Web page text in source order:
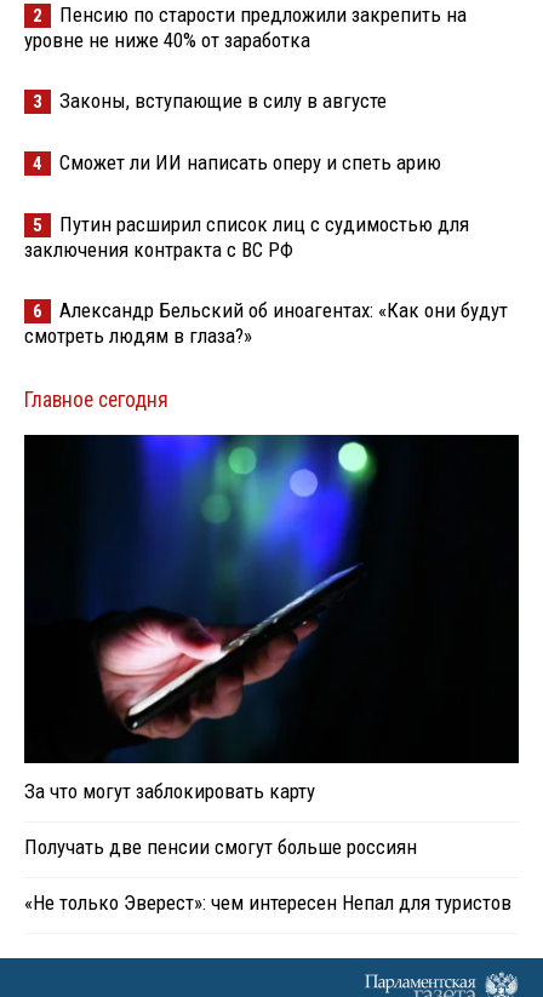
2
Пенсию по старости предложили закрепить на
уровне не ниже 40% от заработка
3 Законы, вступающие в силу в августе
4 Сможет ли ИИ написать оперу и спеть арию
5
Путин расширил список лиц с судимостью для
заключения контракта с ВС РФ
6
Александр Бельский об иноагентах: «Как они будут
смотреть людям в глаза?»
Главное сегодня
За что могут заблокировать карту
Получать две пенсии смогут больше россиян
«Не только Эверест»: чем интересен Непал для туристов